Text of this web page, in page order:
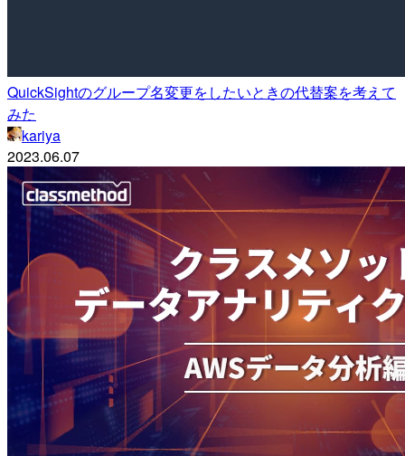
QuickSightのグループ名変更をしたいときの代替案を考えて
みた
kariya
2023.06.07